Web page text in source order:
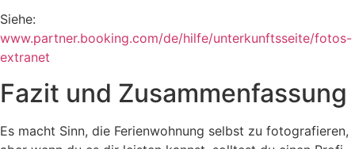
Siehe:
www.partner.booking.com/de/hilfe/unterkunftsseite/fotos-
extranet
Fazit und Zusammenfassung
Es macht Sinn, die Ferienwohnung selbst zu fotografieren,